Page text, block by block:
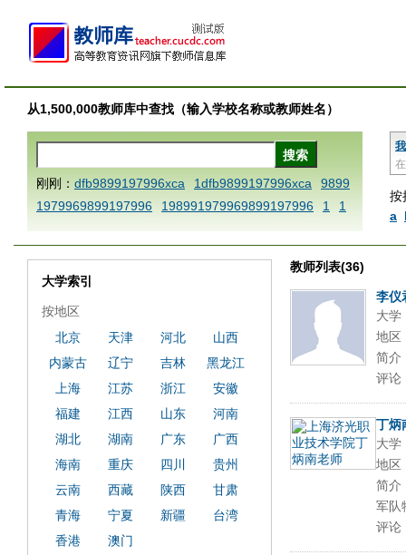
从1,500,000教师库中查找（输入学校名称或教师姓名）
按
a
刚刚： dfb9899197996xca 1dfb9899197996xca
9899
1979969899197996
198991979969899197996 1
1
AAABBBCCCdefine blablaenddefine dfbxyzendtemplat
1dfbmath key98991 methodmultiply operand97996x
1dfbxca12
3
1dfbzzzzzzzzbbbccccdddeeexcareplacezo
b 9899197996 xca
AAABBBCCCdefine blablaenddefin
e dfbxyzendtemplate dfbCCCBBBAAA
dfb989919
7996x
dfbabctitlexca
dfbmath key98991 methodmulti
ply operand97996xca
dfbsetx9899197996xxca
教师列表(36)
李仪
大学
地区
简介
评论
丁炳
大学
地区
简介
军队
评论
大学索引
按地区
北京
天津 河北
山西
内蒙古
辽宁 吉林
黑龙江
上海
江苏 浙江
安徽
福建
江西 山东
河南
湖北
湖南 广东
广西
海南
重庆 四川
贵州
云南
西藏 陕西
甘肃
青海
宁夏 新疆
台湾
香港
澳门